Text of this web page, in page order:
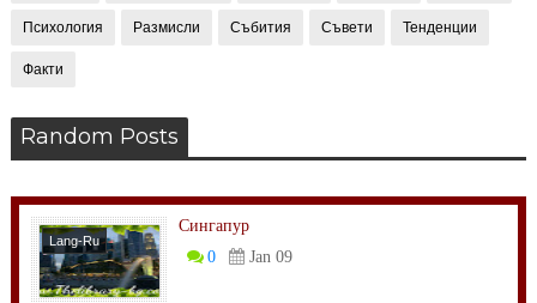
Психология Размисли Събития Съвети Тенденции
Факти
Random Posts
Lang-Ru
Сингапур
0
Jan 09